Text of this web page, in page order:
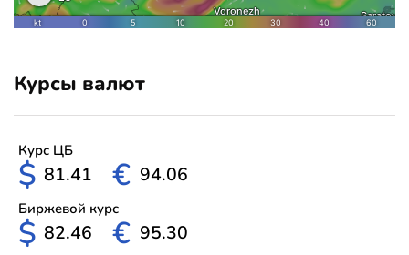
Курсы валют
Курс ЦБ
$ 81.41 € 94.06
Биржевой курс
$ 82.46 € 95.30